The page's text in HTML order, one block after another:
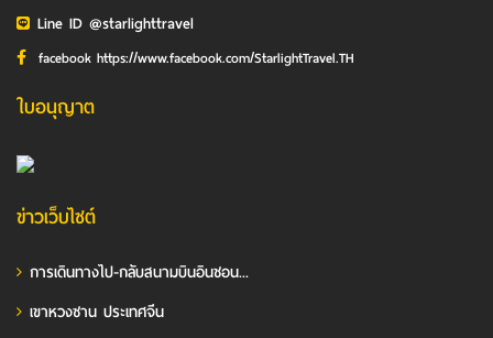
Line ID @starlighttravel
facebook https://www.facebook.com/StarlightTravel.TH
ใบอนุญาต
ข่าวเว็บไซต์
การเดินทางไป-กลับสนามบินอินชอน...
เขาหวงซาน ประเทศจีน